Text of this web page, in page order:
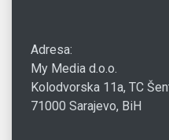
Adresa:
My Media d.o.o.
Kolodvorska 11a, TC
71000 Sarajevo, BiH